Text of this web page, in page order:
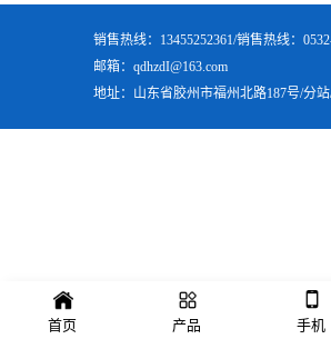
销售热线：13455252361/销售热线：
邮箱：qdhzdI@163.com
地址：山东省胶州市福州北路187号/分站
首页 产品 手机